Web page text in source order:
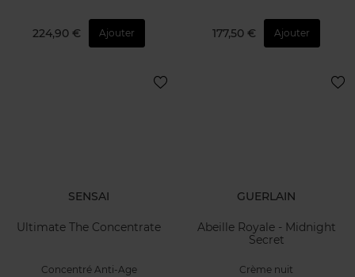
224,90 € Ajouter 177,50 € Ajouter
SENSAI
Ultimate The Concentrate
Concentré Anti-Age
GUERLAIN
Abeille Royale - Midnight
Secret
Crème nuit